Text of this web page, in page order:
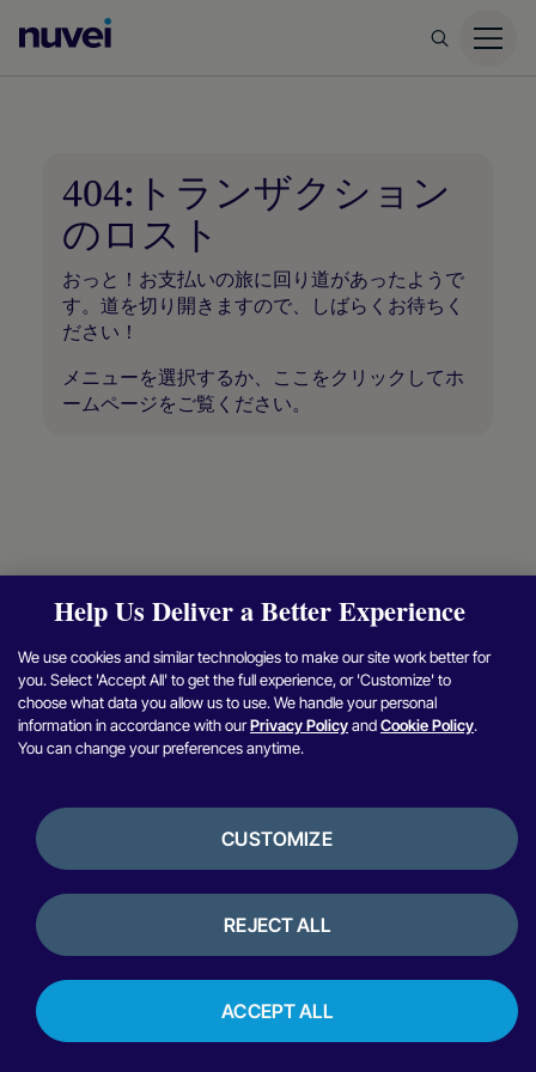
ホ
ー
ジ
404:トランザクション
のロスト
おっと！お支払いの旅に回り道があったようで
す。道を切り開きますので、しばらくお待ちく
ださい！
メニューを選択するか、 ここをクリックしてホ
ームページをご覧ください。
Help Us Deliver a Better Experience
We use cookies and similar technologies to make our site work better for
you. Select 'Accept All' to get the full experience, or 'Customize' to
choose what data you allow us to use. We handle your personal
information in accordance with ourPrivacy PolicyandCookie Policy.
You can change your preferences anytime.
CUSTOMIZE
REJECT ALL
ACCEPT ALL